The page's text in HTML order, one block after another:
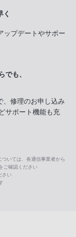
く
ップデートやサポー
でも、
、修理のお申し込み
サポート機能も充
いては、各通信事業者から
ご確認ください
さい